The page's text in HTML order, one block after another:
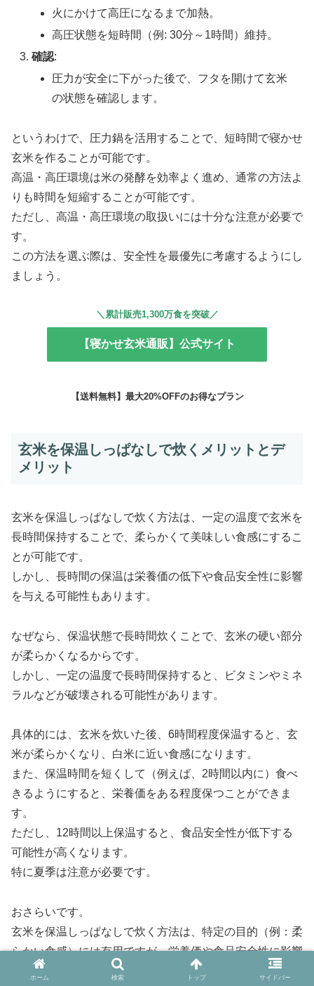
火にかけて高圧になるまで加熱。
高圧状態を短時間（例: 30分～1時間）維持。
確認:
圧力が安全に下がった後で、フタを開けて玄米
の状態を確認します。
というわけで、圧力鍋を活用することで、短時間で寝かせ
玄米を作ることが可能です。
高温・高圧環境は米の発酵を効率よく進め、通常の方法よ
りも時間を短縮することが可能です。
ただし、高温・高圧環境の取扱いには十分な注意が必要で
す。
この方法を選ぶ際は、安全性を最優先に考慮するようにし
ましょう。
＼累計販売1,300万食を突破／
【寝かせ玄米通販】公式サイト
【送料無料】最大20%OFFのお得なプラン
玄米を保温しっぱなしで炊くメリットとデ
メリット
玄米を保温しっぱなしで炊く方法は、一定の温度で玄米を
長時間保持することで、柔らかくて美味しい食感にするこ
とが可能です。
しかし、長時間の保温は栄養価の低下や食品安全性に影響
を与える可能性もあります。
なぜなら、保温状態で長時間炊くことで、玄米の硬い部分
が柔らかくなるからです。
しかし、一定の温度で長時間保持すると、ビタミンやミネ
ラルなどが破壊される可能性があります。
具体的には、玄米を炊いた後、6時間程度保温すると、玄
米が柔らかくなり、白米に近い食感になります。
また、保温時間を短くして（例えば、2時間以内に）食べ
きるようにすると、栄養価をある程度保つことができま
す。
ただし、12時間以上保温すると、食品安全性が低下する
可能性が高くなります。
特に夏季は注意が必要です。
おさらいです。
玄米を保温しっぱなしで炊く方法は、特定の目的（例：柔
らかい食感）には有用ですが、栄養価や食品安全性に影響
を与えるリスクもあります。
ホーム 検索 トップ サイドバー